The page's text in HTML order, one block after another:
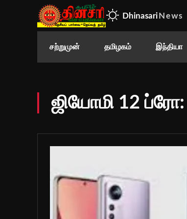
Dhinasari News
சற்றுமுன் தமிழகம் இந்தியா
ஜியோமி 12